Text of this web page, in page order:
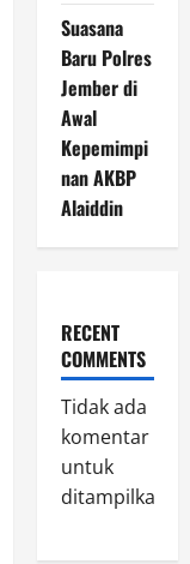
Suasana
Baru Polres
Jember di
Awal
Kepemimpi
nan AKBP
Alaiddin
RECENT
COMMENTS
Tidak ada
komentar
untuk
ditampilkan.